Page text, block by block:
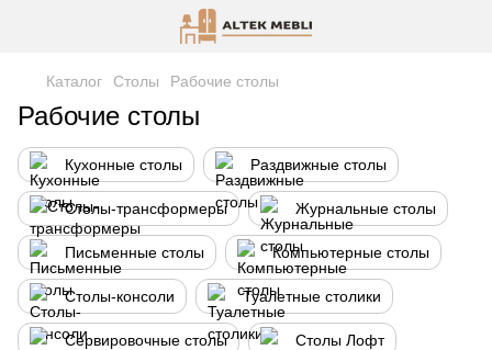
Каталог Столы Рабочие столы
Рабочие столы
Кухонные столы Раздвижные столы
Столы-трансформеры Журнальные столы
Письменные столы Компьютерные столы
Столы-консоли Туалетные столики
Сервировочные столы Столы Лофт